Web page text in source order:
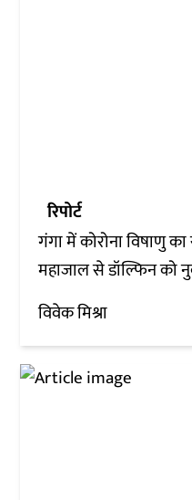
रिपोर्ट
गंगा में कोरोना विषाणु
महाजाल से डॉल्फिन को
विवेक मिश्रा